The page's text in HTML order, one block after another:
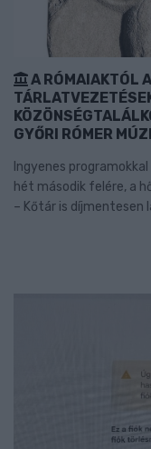
A RÓMAIAKTÓL
GYŐRI RÓMER
Ingyenes
hét második felére, a
– Kőtár is díjmentesen